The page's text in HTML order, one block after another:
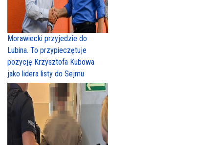
Morawiecki przyjedzie do
Lubina. To przypieczętuje
pozycję Krzysztofa Kubowa
jako lidera listy do Sejmu